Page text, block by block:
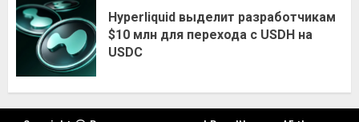
Hyperliquid выделит разработчикам
$10 млн для перехода с USDH на
USDC